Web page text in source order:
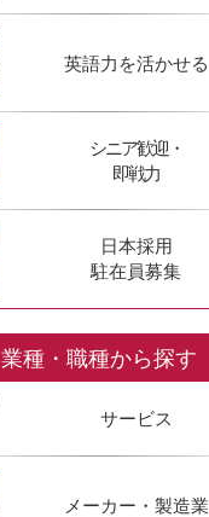
英語力を活かせる
シニア歓迎・
即戦力
日本採用
駐在員募集
業種・職種から探す
サービス
メーカー・製造業